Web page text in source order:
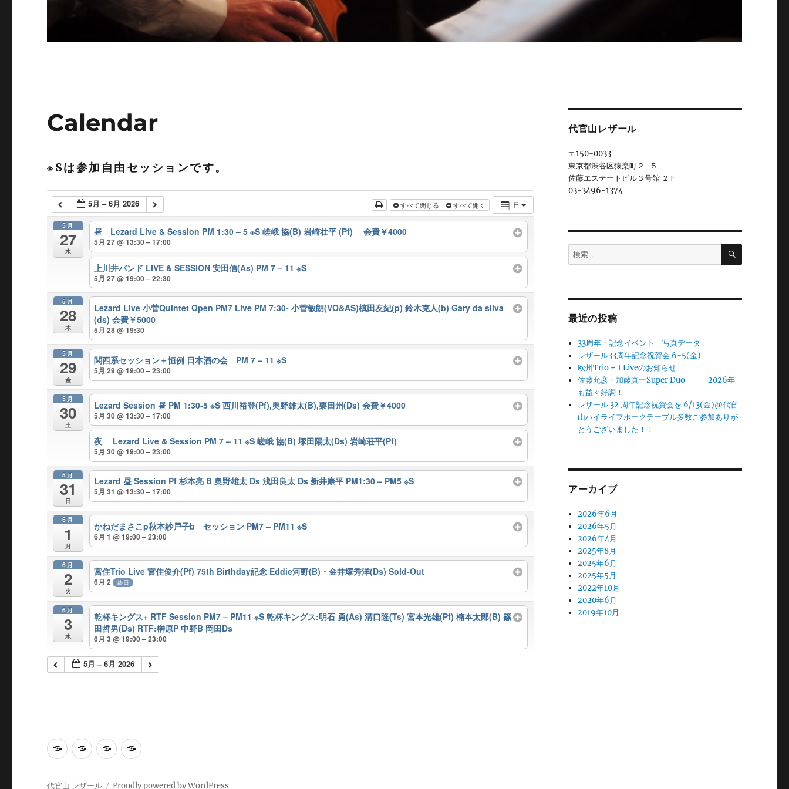
Calendar
※Sは参加自由セッションです。
日
5月 – 6月 2026 すべて閉じる すべて開く
5月
27
水
昼 Lezard Live & Session PM 1:30 – 5 ※S 嵯峨 協(B) 岩崎壮平 (Pf) 会費￥4000
5月 27 @ 13:30 – 17:00
上川井バンド LIVE & SESSION 安田信(As) PM 7 – 11 ※S
5月 27 @ 19:00 – 22:30
5月
28
木
Lezard Live 小菅Quintet Open PM7 Live PM 7:30- 小菅敏朗(VO&AS)槙田友紀(p) 鈴木克人(b) Gary da silva
(ds) 会費￥5000
5月 28 @ 19:30
5月
29
金
関西系セッション＋恒例 日本酒の会 PM 7 – 11 ※S
5月 29 @ 19:00 – 23:00
5月
30
土
Lezard Session 昼 PM 1:30-5 ※S 西川裕登(Pf),奥野雄太(B),栗田州(Ds) 会費￥4000
5月 30 @ 13:30 – 17:00
夜 Lezard Live & Session PM 7 – 11 ※S 嵯峨 協(B) 塚田陽太(Ds) 岩崎荘平(Pf)
5月 30 @ 19:00 – 23:00
5月
31
日
Lezard 昼 Session Pf 杉本亮 B 奥野雄太 Ds 浅田良太 Ds 新井康平 PM1:30 – PM5 ※S
5月 31 @ 13:30 – 17:00
6月
1
月
かねだまさこp秋本紗戸子b セッション PM7 – PM11 ※S
6月 1 @ 19:00 – 23:00
6月
2
火
宮住Trio Live 宮住俊介(Pf) 75th Birthday記念 Eddie河野(B)・金井塚秀洋(Ds) Sold-Out
6月 2 終日
6月
3
水
乾杯キングス+ RTF Session PM7 – PM11 ※S 乾杯キングス:明石 勇(As) 溝口隆(Ts) 宮本光雄(Pf) 楠本太郎(B) 篠
田哲男(Ds) RTF:榊原P 中野B 岡田Ds
6月 3 @ 19:00 – 23:00
5月 – 6月 2026
代官山レザール
〒150-0033
東京都渋谷区猿楽町２−５
佐藤エステートビル３号館 ２Ｆ
03-3496-1374
検
索:
検
最近の投稿
33周年・記念イベント 写真データ
レザール33周年記念祝賀会 6-5(金)
欧州Trio + 1 Liveのお知らせ
佐藤允彦・加藤真一Super Duo 2026年
も益々好調！
レザール 32 周年記念祝賀会を 6/13(金)@代官
山ハイライフポークテーブル多数ご参加ありが
とうございました！！
アーカイブ
2026年6月
2026年5月
2026年4月
2025年8月
2025年6月
2025年5月
2022年10月
2020年6月
2019年10月
HomeCalendar
Access感
代官山 レザール Proudly powered by WordPress